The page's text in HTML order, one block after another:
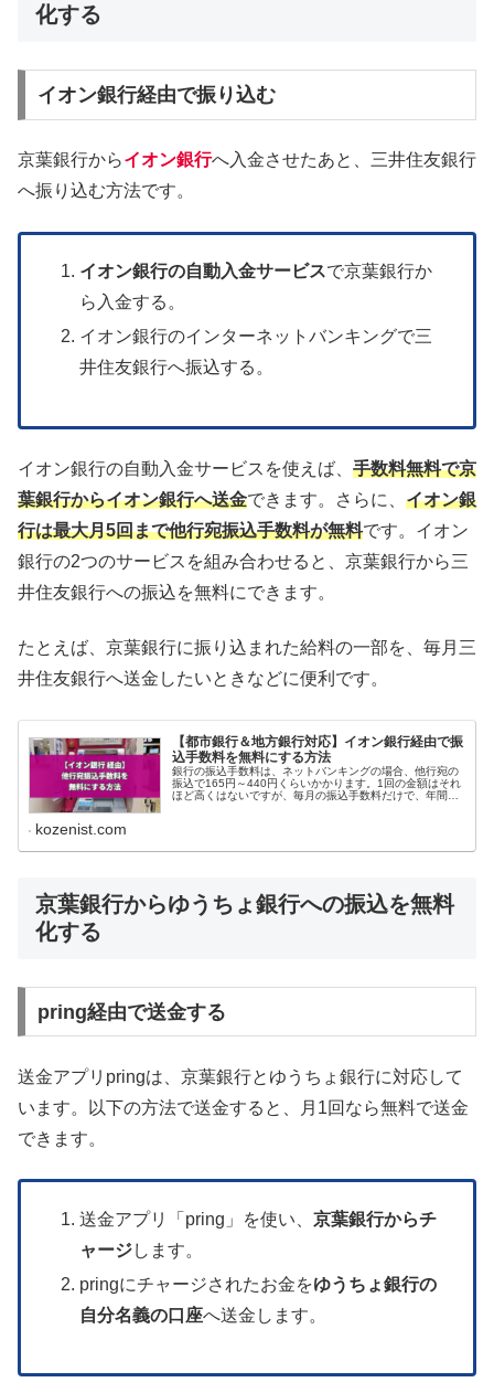
化する
イオン銀行経由で振り込む
京葉銀行からイオン銀行へ入金させたあと、三井住友銀行
へ振り込む方法です。
イオン銀行の自動入金サービスで京葉銀行か
ら入金する。
イオン銀行のインターネットバンキングで三
井住友銀行へ振込する。
イオン銀行の自動入金サービスを使えば、 手数料無料で京
葉銀行からイオン銀行へ送金できます。さらに、 イオン銀
行は最大月5回まで他行宛振込手数料が無料です。イオン
銀行の2つのサービスを組み合わせると、京葉銀行から三
井住友銀行への振込を無料にできます。
たとえば、京葉銀行に振り込まれた給料の一部を、毎月三
井住友銀行へ送金したいときなどに便利です。
【都市銀行＆地方銀行対応】イオン銀行経由で振
込手数料を無料にする方法
銀行の振込手数料は、ネットバンキングの場合、他行宛の
振込で165円～440円くらいかかります。1回の金額はそれ
ほど高くはないですが、毎月の振込手数料だけで、年間
kozenist.com
京葉銀行からゆうちょ銀行への振込を無料
化する
pring経由で送金する
送金アプリpringは、京葉銀行とゆうちょ銀行に対応して
います。以下の方法で送金すると、月1回なら無料で送金
できます。
送金アプリ「pring」を使い、京葉銀行からチ
ャージします。
pringにチャージされたお金をゆうちょ銀行の
自分名義の口座へ送金します。